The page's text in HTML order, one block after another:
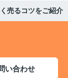
売るコツをご紹介
い合わせ